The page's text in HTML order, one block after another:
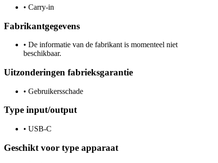
• Carry-in
Fabrikantgegevens
• De informatie van de fabrikant is momenteel niet
beschikbaar.
Uitzonderingen fabrieksgarantie
• Gebruikersschade
Type input/output
• USB-C
Geschikt voor type apparaat